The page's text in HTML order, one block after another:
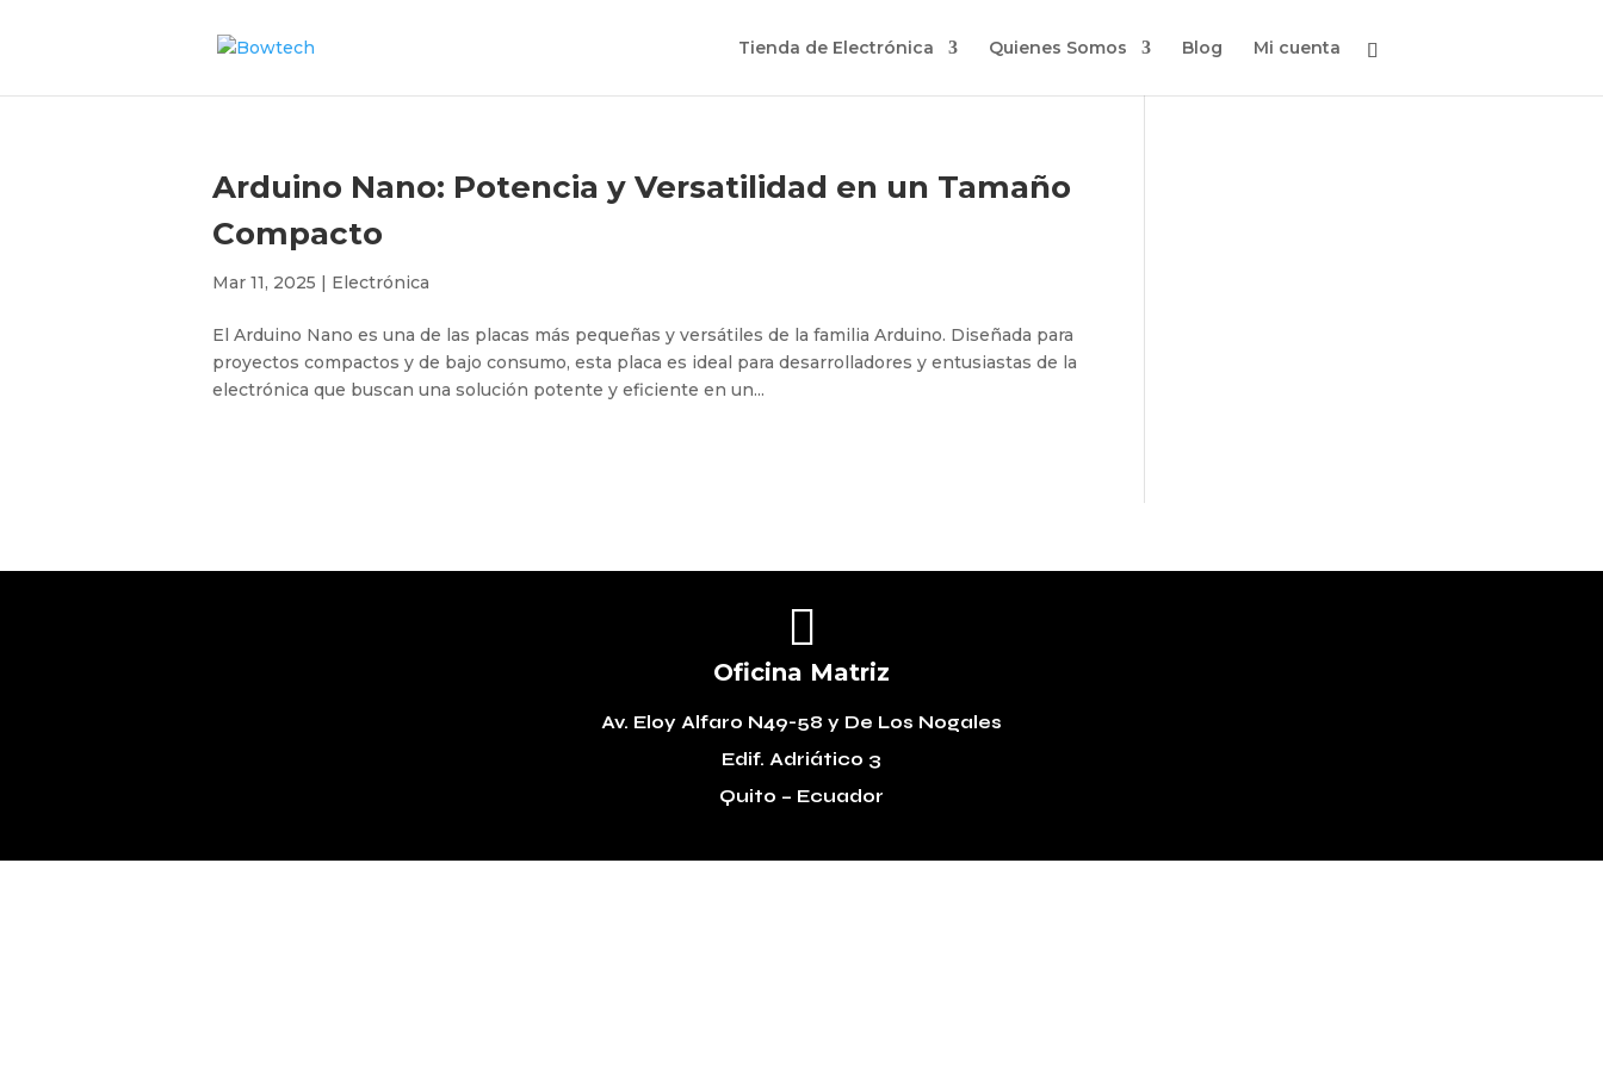
Tienda de Electrónica Quienes Somos Blog Mi cuenta
Arduino Nano: Potencia y Versatilidad en un Tamaño
Compacto
Mar 11, 2025 | Electrónica
El Arduino Nano es una de las placas más pequeñas y versátiles de la familia Arduino. Diseñada para
proyectos compactos y de bajo consumo, esta placa es ideal para desarrolladores y entusiastas de la
electrónica que buscan una solución potente y eficiente en un...

Oficina Matriz
Av. Eloy Alfaro N49-58 y De Los Nogales
Edif. Adriático 3
Quito – Ecuador